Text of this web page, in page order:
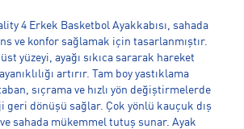
4 Erkek Basketbol Ayakkabısı, sahada
ve konfor sağlamak için tasarlanmıştır.
yüzeyi, ayağı sıkıca sararak hareket
artırır. Tam boy yastıklama
sıçrama ve hızlı yön değiştirmelerde
geri dönüşü sağlar. Çok yönlü kauçuk dış
sahada mükemmel tutuş sunar. Ayak